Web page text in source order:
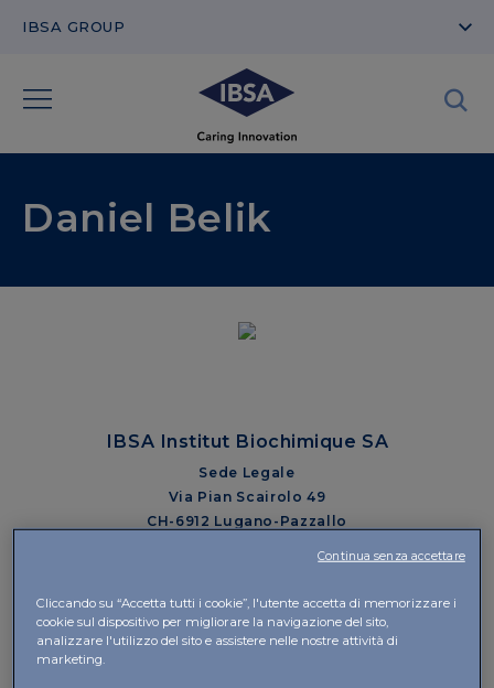
IBSA GROUP
Daniel Belik
IBSA Institut Biochimique SA
Sede Legale
Via Pian Scairolo 49
CH-6912 Lugano-Pazzallo
CH-6926 Collina d’Oro-Montagnola
Cliccando su “Accetta tutti i cookie”, l'utente accetta di memorizzare i
cookie sul dispositivo per migliorare la navigazione del sito,
analizzare l'utilizzo del sito e assistere nelle nostre attività di
marketing.
Continua senza accettare